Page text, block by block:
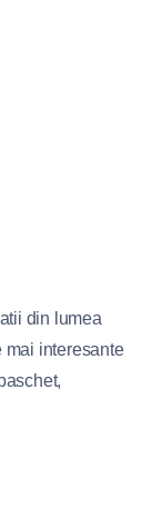
din lumea
mai interesante